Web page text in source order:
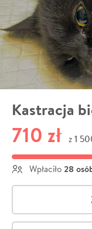
Kastracja
710 zł z 1
Wpłaciło 28